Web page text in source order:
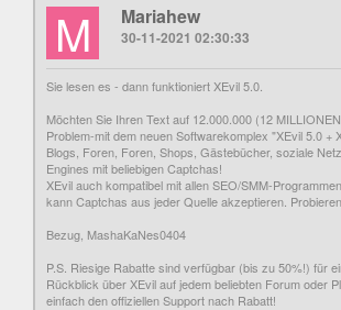
M Mariahew
30-11-2021 02:30:33
Sie lesen es - dann funktioniert XEvil 5.0.
Möchten Sie Ihren Text auf 12.000.000 (12
Problem-mit dem neuen Softwarekomplex "XEvil 5.0 +
Blogs, Foren, Foren, Shops, Gästebücher, soziale
Engines mit beliebigen Captchas!
XEvil auch kompatibel mit allen SEO/SMM-
kann Captchas aus jeder Quelle akzeptieren.
Bezug, MashaKaNes0404
P.S. Riesige Rabatte sind verfügbar (bis zu 50%!) für
Rückblick über XEvil auf jedem beliebten Forum oder
einfach den offiziellen Support nach Rabatt!